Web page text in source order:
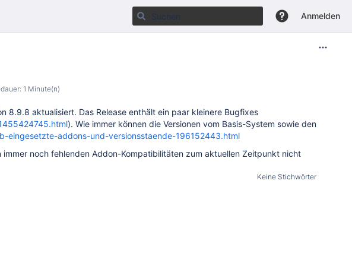
Anmelden
1 Minute(n)
8.9.8 aktualisiert. Das Release enthält ein paar kleinere Bugfixes
). Wie immer können die Versionen vom Basis-System sowie den
eingesetzte-addons-und-versionsstaende-196152443.html
noch fehlenden Addon-Kompatibilitäten zum aktuellen Zeitpunkt nicht
Keine Stichwörter